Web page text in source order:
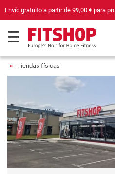
Envío gratuito a partir de 99,00 €para
Tiendas físicas